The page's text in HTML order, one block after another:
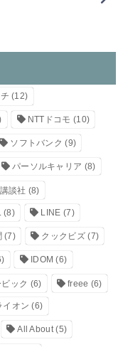
(12)
NTTドコモ (10)
ソフトバンク (9)
パーソルキャリア (8)
講談社 (8)
(8) LINE (7)
(7) クックビズ(7)
IDOM (6)
ック (6) freee (6)
イオン (6)
All About(5)